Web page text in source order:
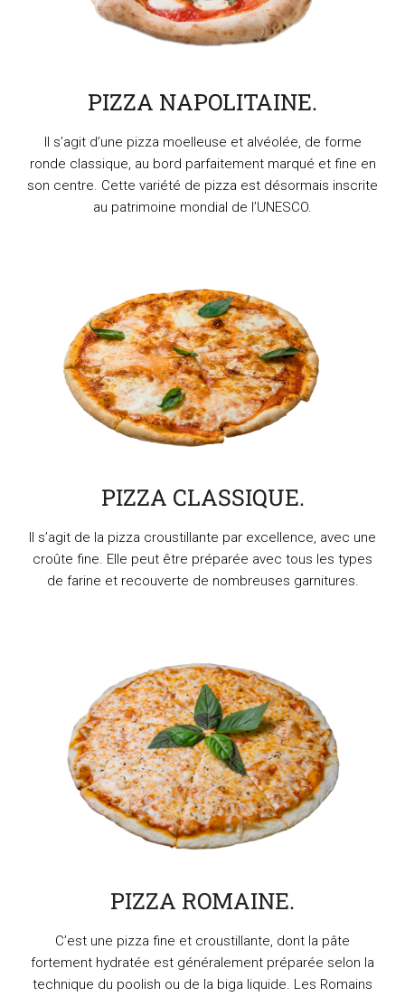
PIZZA NAPOLITAINE.
Il s’agit d’une pizza moelleuse et alvéolée, de forme
ronde classique, au bord parfaitement marqué et fine en
son centre. Cette variété de pizza est désormais inscrite
au patrimoine mondial de l’UNESCO.
PIZZA CLASSIQUE.
Il s’agit de la pizza croustillante par excellence, avec une
croûte fine. Elle peut être préparée avec tous les types
de farine et recouverte de nombreuses garnitures.
PIZZA ROMAINE.
C’est une pizza fine et croustillante, dont la pâte
fortement hydratée est généralement préparée selon la
technique du poolish ou de la biga liquide. Les Romains